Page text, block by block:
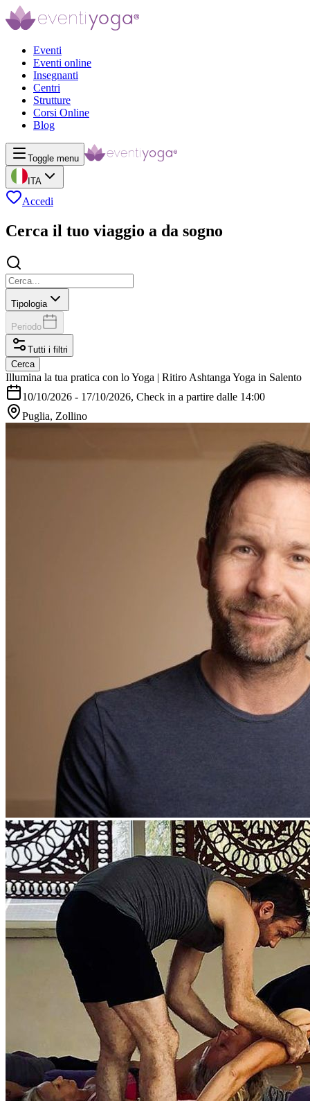
Eventi
Eventi online
Insegnanti
Centri
Strutture
Corsi Online
Blog
Toggle menu
ITA
Accedi
Cerca il tuo viaggio a da sogno
Tipologia
Periodo
Tutti i filtri
Cerca
Illumina la tua pratica con lo Yoga | Ritiro Ashtanga Yoga in Salento
10/10/2026 - 17/10/2026, Check in a partire dalle 14:00
Puglia, Zollino